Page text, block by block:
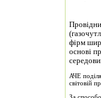
фірм
основі
АЧЕ
світовій